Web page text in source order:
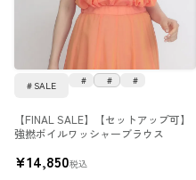
【FINAL SALE】【セットアップ可】
強撚ボイルワッシャーブラウス
SALE
¥14,850税込